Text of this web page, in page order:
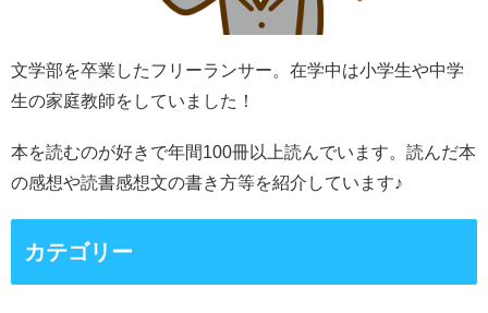
文学部を卒業したフリーランサー。在学中は小学生や中学
生の家庭教師をしていました！
本を読むのが好きで年間100冊以上読んでいます。読んだ本
の感想や読書感想文の書き方等を紹介しています♪
カテゴリー